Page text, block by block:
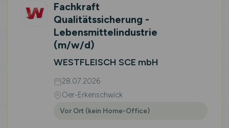
Fachkraft
Qualitätssicherung -
Lebensmittelindustrie
(m/w/d)
WESTFLEISCH SCE mbH
28.07.2026
Oer-Erkenschwick
Vor Ort (kein Home-Office)